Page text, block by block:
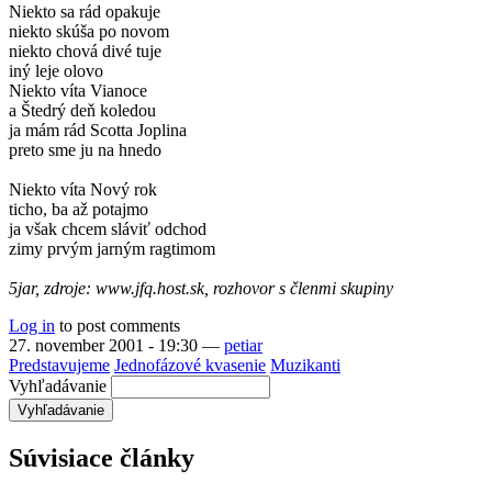
Niekto sa rád opakuje
niekto skúša po novom
niekto chová divé tuje
iný leje olovo
Niekto víta Vianoce
a Štedrý deň koledou
ja mám rád Scotta Joplina
preto sme ju na hnedo
Niekto víta Nový rok
ticho, ba až potajmo
ja však chcem sláviť odchod
zimy prvým jarným ragtimom
5jar, zdroje: www.jfq.host.sk, rozhovor s členmi skupiny
Log in to post comments
27. november 2001 - 19:30 — petiar
Predstavujeme Jednofázové kvasenie Muzikanti
Vyhľadávanie
Súvisiace články